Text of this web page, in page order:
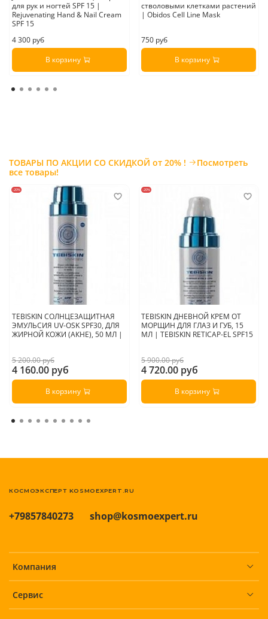
для рук и ногтей SPF 15 |
Rejuvenating Hand & Nail Cream
SPF 15
4 300 руб
В корзину
стволовыми клетками растений
| Obidos Cell Line Mask
750 руб
В корзину
ТОВАРЫ ПО АКЦИИ СО СКИДКОЙ от 20% !
Посмотреть
все товары!
-20%
TEBISKIN СОЛНЦЕЗАЩИТНАЯ
ЭМУЛЬСИЯ UV-OSK SPF30, ДЛЯ
ЖИРНОЙ КОЖИ (АКНЕ), 50 МЛ |
5 200.00 руб
4 160.00 руб
В корзину
-20%
TEBISKIN ДНЕВНОЙ КРЕМ ОТ
МОРЩИН ДЛЯ ГЛАЗ И ГУБ, 15
МЛ | TEBISKIN RETICAP-EL SPF15
5 900.00 руб
4 720.00 руб
В корзину
Компания
Сервис
+79857840273 shop@kosmoexpert.ru
КОСМОЭКСПЕРТ KOSMOEXPERT.RU